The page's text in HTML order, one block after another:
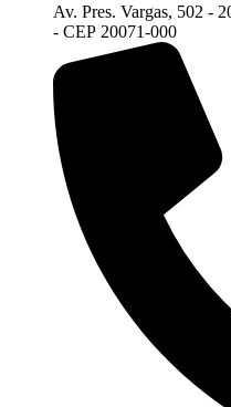
Av. Pres. Vargas, 502 -
- CEP 20071-000